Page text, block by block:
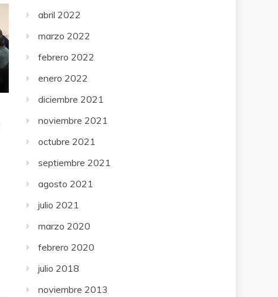
abril 2022
marzo 2022
febrero 2022
enero 2022
diciembre 2021
noviembre 2021
octubre 2021
septiembre 2021
agosto 2021
julio 2021
marzo 2020
febrero 2020
julio 2018
noviembre 2013